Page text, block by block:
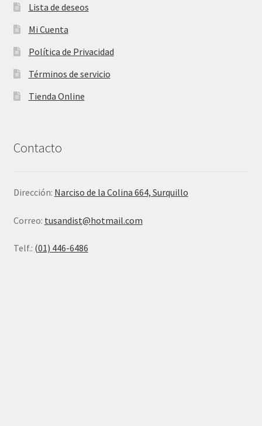
Lista de deseos
Mi Cuenta
Política de Privacidad
Términos de servicio
Tienda Online
Contacto
Dirección: Narciso de la Colina 664, Surquillo
Correo: tusandist@hotmail.com
Telf.: (01) 446-6486